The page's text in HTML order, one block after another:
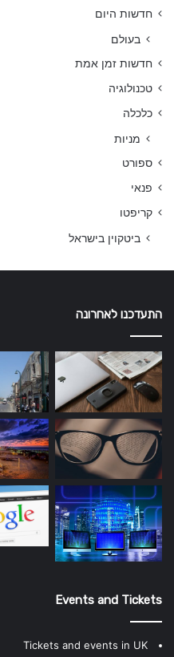
חדשות היום
בעולם
חדשות זמן אמת
טכנולוגיה
כלכלה
מניות
ספורט
פנאי
קריפטו
ביטקוין בישראל
התעדכנו לאחרונה
Events and Tickets
Tickets and events in UK